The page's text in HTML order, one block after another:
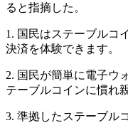
ると指摘した。
1. 国民はステーブルコ
決済を体験できます。
2. 国民が簡単に電子ウ
テーブルコインに慣れ
3. 準拠したステーブル